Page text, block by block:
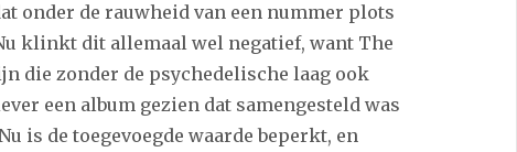
onder de rauwheid van een nummer plots
klinkt dit allemaal wel negatief, want The
die zonder de psychedelische laag ook
een album gezien dat samengesteld was
is de toegevoegde waarde beperkt, en